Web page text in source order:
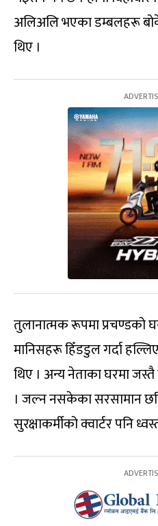
अलिअलि भएका डम्बलहरू
थिए ।
तुलानात्मक रूपमा प्रचण्डको
मानिसहरू हिँडडुल गर्दा
थिए । अन्य नेताका घरमा
। जल्न नसकेका सरसामान
सुरक्षाकर्मीको क्वार्टर पनि